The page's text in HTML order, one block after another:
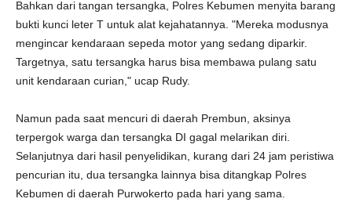
Bahkan dari tangan tersangka, Polres Kebumen menyita barang
bukti kunci leter T untuk alat kejahatannya. "Mereka modusnya
mengincar kendaraan sepeda motor yang sedang diparkir.
Targetnya, satu tersangka harus bisa membawa pulang satu
unit kendaraan curian," ucap Rudy.
Namun pada saat mencuri di daerah Prembun, aksinya
terpergok warga dan tersangka DI gagal melarikan diri.
Selanjutnya dari hasil penyelidikan, kurang dari 24 jam peristiwa
pencurian itu, dua tersangka lainnya bisa ditangkap Polres
Kebumen di daerah Purwokerto pada hari yang sama.